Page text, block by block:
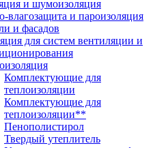
и шумоизоляция
влагозащита и пароизоляция
и фасадов
для систем вентиляции и
Комплектующие для
теплоизоляции
Комплектующие для
теплоизоляции**
Пенополистирол
Твердый утеплитель